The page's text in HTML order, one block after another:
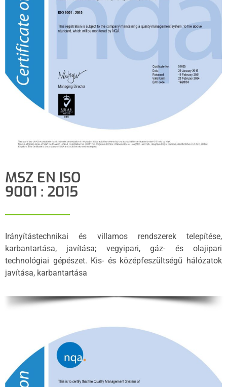
MSZ EN ISO
9001 : 2015
Irányítástechnikai és villamos rendszerek telepítése,
karbantartása, javítása; vegyipari, gáz- és olajipari
technológiai gépészet. Kis- és középfeszültségű hálózatok
javítása, karbantartása